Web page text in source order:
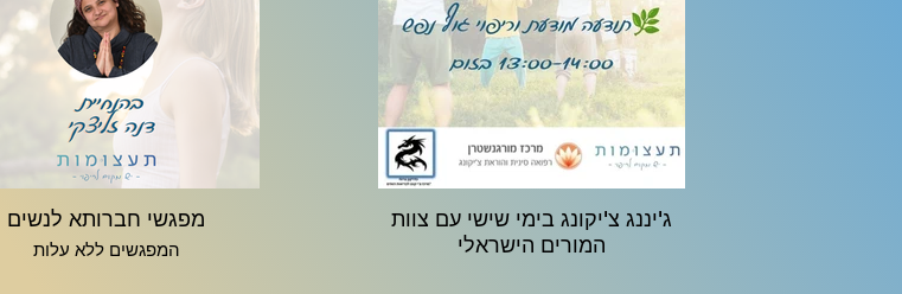
ג'יננג צ'יקונג בימי שישי עם צוות
המורים הישראלי
מפגשי חברותא לנשים
המפגשים ללא עלות